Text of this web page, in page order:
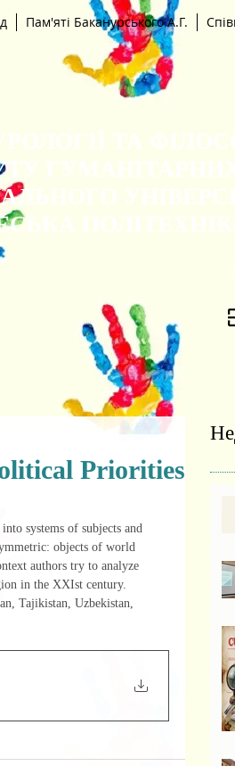
Пам'яті Баканурського А.Г.
ТА
Priorities
objects of world
authors try to analyze
in the XXIst century.